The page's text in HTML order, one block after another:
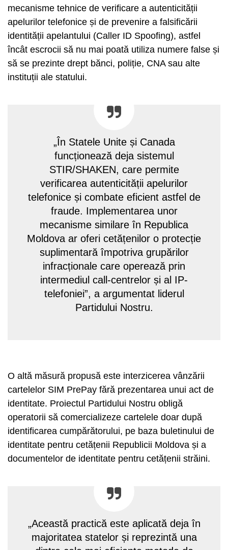
mecanisme tehnice de verificare a autenticității
apelurilor telefonice și de prevenire a falsificării
identității apelantului (Caller ID Spoofing), astfel
încât escrocii să nu mai poată utiliza numere false și
să se prezinte drept bănci, poliție, CNA sau alte
instituții ale statului.
„În Statele Unite și Canada
funcționează deja sistemul
STIR/SHAKEN, care permite
verificarea autenticității apelurilor
telefonice și combate eficient astfel de
fraude. Implementarea unor
mecanisme similare în Republica
Moldova ar oferi cetățenilor o protecție
suplimentară împotriva grupărilor
infracționale care operează prin
intermediul call-centrelor și al IP-
telefoniei”, a argumentat liderul
Partidului Nostru.
O altă măsură propusă este interzicerea vânzării
cartelelor SIM PrePay fără prezentarea unui act de
identitate. Proiectul Partidului Nostru obligă
operatorii să comercializeze cartelele doar după
identificarea cumpărătorului, pe baza buletinului de
identitate pentru cetățenii Republicii Moldova și a
documentelor de identitate pentru cetățenii străini.
„Această practică este aplicată deja în
majoritatea statelor și reprezintă una